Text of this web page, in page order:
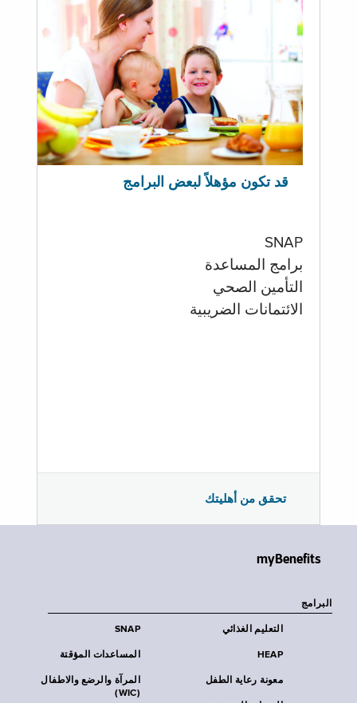
قد تكون مؤهلاً لبعض البرامج
SNAP
برامج المساعدة
التأمين الصحي
الائتمانات الضريبية
تحقق من أهليتك
myBenefits
البرامج
SNAP التعليم الغذائي
المساعدات المؤقتة HEAP
المرآة والرضع والاطفال
(WIC)
معونة رعاية الطفل